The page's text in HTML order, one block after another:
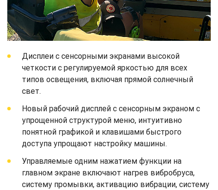
Дисплеи с сенсорными экранами высокой
четкости с регулируемой яркостью для всех
типов освещения, включая прямой солнечный
свет.
Новый рабочий дисплей с сенсорным экраном с
упрощенной структурой меню, интуитивно
понятной графикой и клавишами быстрого
доступа упрощают настройку машины.
Управляемые одним нажатием функции на
главном экране включают нагрев вибробруса,
систему промывки, активацию вибрации, систему